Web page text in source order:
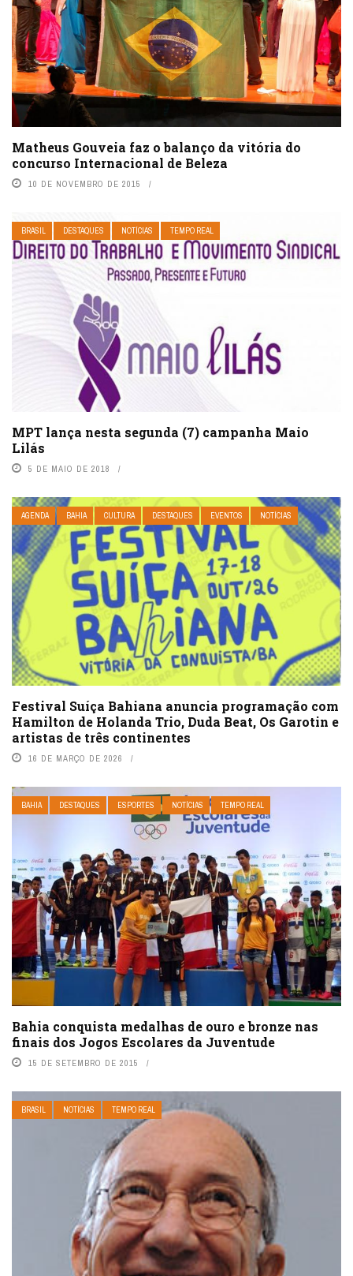
Matheus Gouveia faz o balanço da vitória do
concurso Internacional de Beleza
10 DE NOVEMBRO DE 2015
BRASIL DESTAQUES NOTÍCIAS TEMPO REAL
MPT lança nesta segunda (7) campanha Maio
Lilás
5 DE MAIO DE 2018
AGENDA BAHIA CULTURA DESTAQUES EVENTOS NOTÍCIAS
Festival Suíça Bahiana anuncia programação com
Hamilton de Holanda Trio, Duda Beat, Os Garotin e
artistas de três continentes
16 DE MARÇO DE 2026
BAHIA DESTAQUES ESPORTES NOTÍCIAS TEMPO REAL
Bahia conquista medalhas de ouro e bronze nas
finais dos Jogos Escolares da Juventude
15 DE SETEMBRO DE 2015
BRASIL NOTÍCIAS TEMPO REAL